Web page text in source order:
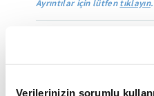
Verilerinizin sorumlu
Ayrıntılar için lütfentıklayın.